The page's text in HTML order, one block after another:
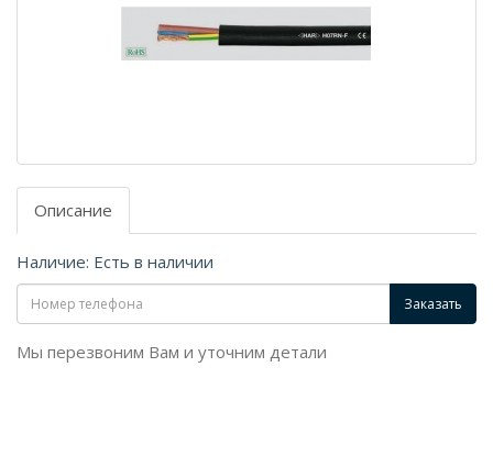
Описание
Наличие: Есть в наличии
Заказать
Мы перезвоним Вам и уточним детали